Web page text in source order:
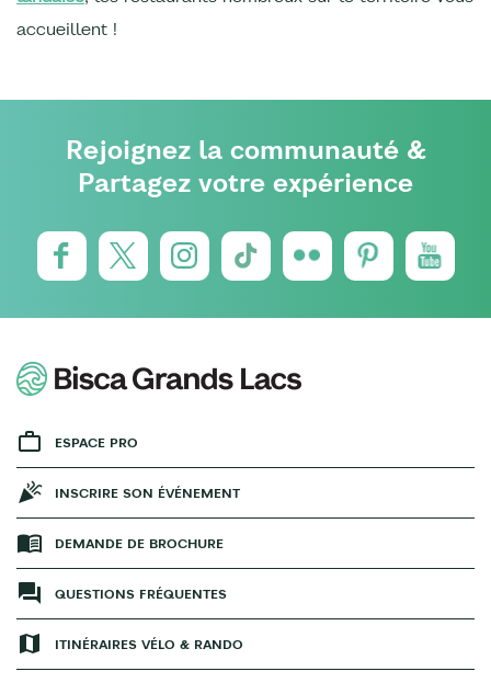
accueillent !
Rejoignez la communauté &
Partagez votre expérience
ESPACE PRO
INSCRIRE SON ÉVÉNEMENT
DEMANDE DE BROCHURE
QUESTIONS FRÉQUENTES
ITINÉRAIRES VÉLO & RANDO